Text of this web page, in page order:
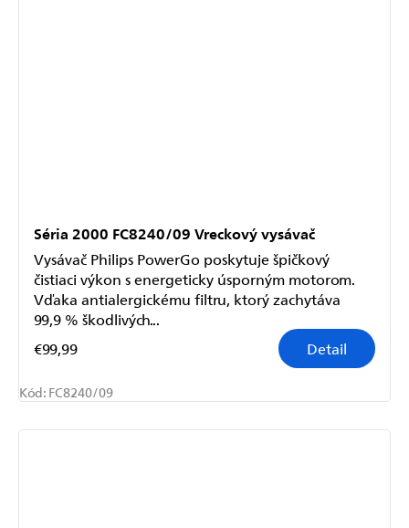
Séria 2000 FC8240/09 Vreckový vysávač
€99,99 Detail
Vysávač Philips PowerGo poskytuje špičkový
čistiaci výkon s energeticky úsporným motorom.
Vďaka antialergickému filtru, ktorý zachytáva
99,9 % škodlivých...
Kód: FC8240/09